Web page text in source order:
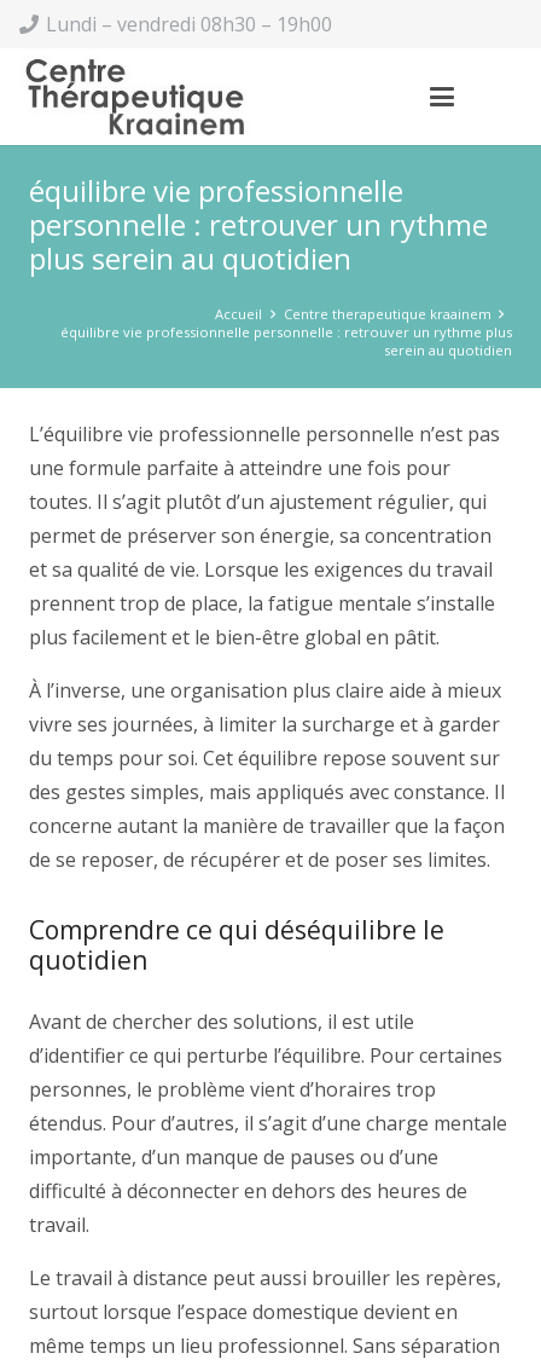
Lundi – vendredi 08h30 – 19h00
équilibre vie professionnelle
personnelle : retrouver un rythme
plus serein au quotidien
Accueil
Centre therapeutique kraainem
équilibre vie professionnelle personnelle : retrouver un rythme plus
serein au quotidien
L’équilibre vie professionnelle personnelle n’est pas
une formule parfaite à atteindre une fois pour
toutes. Il s’agit plutôt d’un ajustement régulier, qui
permet de préserver son énergie, sa concentration
et sa qualité de vie. Lorsque les exigences du travail
prennent trop de place, la fatigue mentale s’installe
plus facilement et le bien-être global en pâtit.
À l’inverse, une organisation plus claire aide à mieux
vivre ses journées, à limiter la surcharge et à garder
du temps pour soi. Cet équilibre repose souvent sur
des gestes simples, mais appliqués avec constance. Il
concerne autant la manière de travailler que la façon
de se reposer, de récupérer et de poser ses limites.
Comprendre ce qui déséquilibre le
quotidien
Avant de chercher des solutions, il est utile
d’identifier ce qui perturbe l’équilibre. Pour certaines
personnes, le problème vient d’horaires trop
étendus. Pour d’autres, il s’agit d’une charge mentale
importante, d’un manque de pauses ou d’une
difficulté à déconnecter en dehors des heures de
travail.
Le travail à distance peut aussi brouiller les repères,
surtout lorsque l’espace domestique devient en
même temps un lieu professionnel. Sans séparation